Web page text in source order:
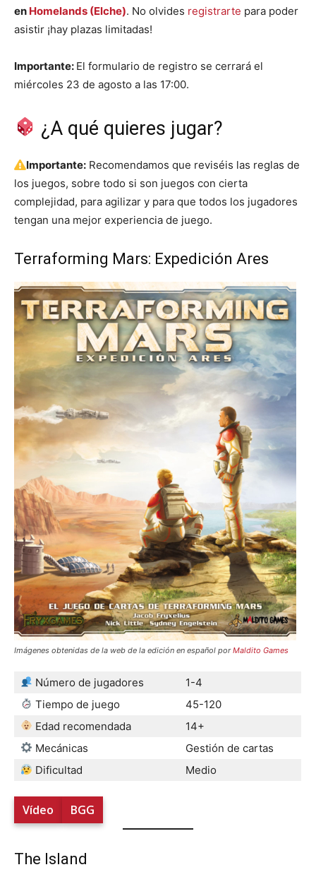
en Homelands (Elche). No olvides registrarte para poder
asistir ¡hay plazas limitadas!
Importante: El formulario de registro se cerrará el
miércoles 23 de agosto a las 17:00.
¿A qué quieres jugar?
Importante: Recomendamos que reviséis las reglas de
los juegos, sobre todo si son juegos con cierta
complejidad, para agilizar y para que todos los jugadores
tengan una mejor experiencia de juego.
Terraforming Mars: Expedición Ares
Imágenes obtenidas de la web de la edición en español porMaldito Games
Número de jugadores
1-4
Tiempo de juego
45-120
Edad recomendada
14+
Mecánicas
Gestión de cartas
Dificultad
Medio
Vídeo BGG
The Island